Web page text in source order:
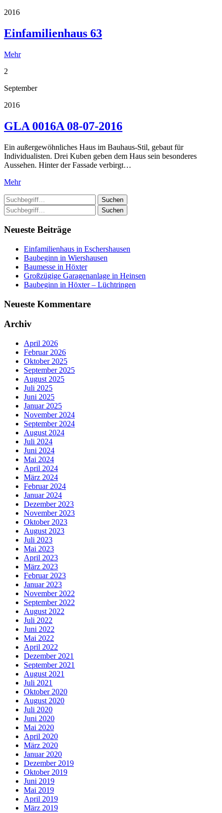
2016
Einfamilienhaus 63
Mehr
2
September
2016
GLA 0016A 08-07-2016
Ein außergewöhnliches Haus im Bauhaus-Stil, gebaut für
Individualisten. Drei Kuben geben dem Haus sein besonderes
Aussehen. Hinter der Fassade verbirgt…
Mehr
Suchen
Suchen
Neueste Beiträge
Einfamilienhaus in Eschershausen
Baubeginn in Wiershausen
Baumesse in Höxter
Großzügige Garagenanlage in Heinsen
Baubeginn in Höxter – Lüchtringen
Neueste Kommentare
Archiv
April 2026
Februar 2026
Oktober 2025
September 2025
August 2025
Juli 2025
Juni 2025
Januar 2025
November 2024
September 2024
August 2024
Juli 2024
Juni 2024
Mai 2024
April 2024
März 2024
Februar 2024
Januar 2024
Dezember 2023
November 2023
Oktober 2023
August 2023
Juli 2023
Mai 2023
April 2023
März 2023
Februar 2023
Januar 2023
November 2022
September 2022
August 2022
Juli 2022
Juni 2022
Mai 2022
April 2022
Dezember 2021
September 2021
August 2021
Juli 2021
Oktober 2020
August 2020
Juli 2020
Juni 2020
Mai 2020
April 2020
März 2020
Januar 2020
Dezember 2019
Oktober 2019
Juni 2019
Mai 2019
April 2019
März 2019